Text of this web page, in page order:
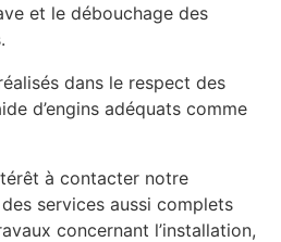
et le débouchage des
dans le respect des
d’engins adéquats comme
à contacter notre
services aussi complets
concernant l’installation,